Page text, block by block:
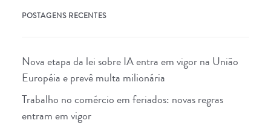
POSTAGENS RECENTES
Nova etapa da lei sobre IA entra em vigor na União
Européia e prevê multa milionária
Trabalho no comércio em feriados: novas regras
entram em vigor